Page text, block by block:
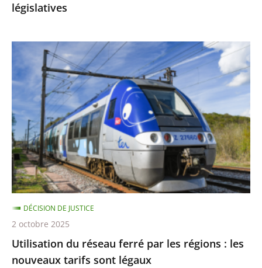
le
d’Etat
contre
dispositions
législatives
législatives
Utilisation
du
réseau
ferré
par
les
régions
:
les
nouveaux
tarifs
sont
légaux
Utilisation du réseau ferré par les régions : les
nouveaux tarifs sont légaux
DÉCISION DE JUSTICE
2 octobre 2025